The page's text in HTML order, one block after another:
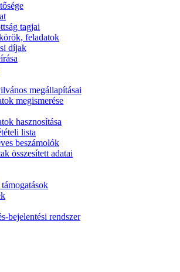
tagjai
feladatok
díjak
megállapításai
megismerése
hasznosítása
lista
beszámolók
összesített adatai
bejelentési rendszer